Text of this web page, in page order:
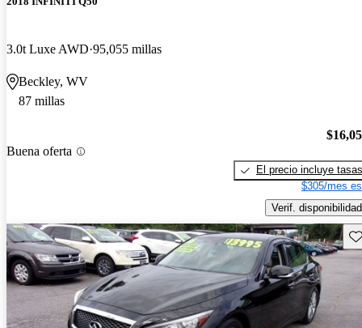
3.0t Luxe AWD 95,055 millas
Beckley, WV
87 millas
Buena oferta
El precio incluye tasas
$305/mes
Verif. disponibilidad